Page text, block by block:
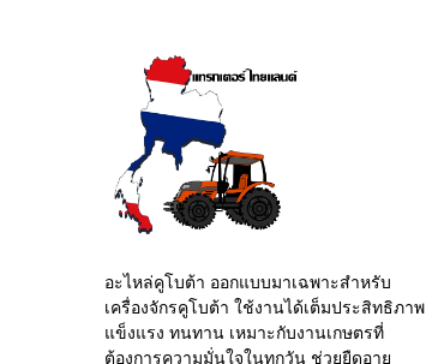
อะไหล่คูโบต้า ออกแบบมาเฉพาะสำหรับ
เครื่องจักรคูโบต้า ใช้งานได้เต็มประสิทธิภาพ
แข็งแรง ทนทาน เหมาะกับงานเกษตรที่
ต้องการความมั่นใจในทุกวัน ช่วยยืดอายุ